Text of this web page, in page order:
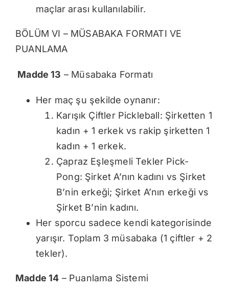
maçlar arası kullanılabilir.
BÖLÜM VI – MÜSABAKA FORMATI VE
PUANLAMA
Madde 13 – Müsabaka Formatı
Her maç şu şekilde oynanır:
Karışık Çiftler Pickleball: Şirketten 1
kadın + 1 erkek vs rakip şirketten 1
kadın + 1 erkek.
Çapraz Eşleşmeli Tekler Pick-
Pong: Şirket A’nın kadını vs Şirket
B’nin erkeği; Şirket A’nın erkeği vs
Şirket B’nin kadını.
Her sporcu sadece kendi kategorisinde
yarışır. Toplam 3 müsabaka (1 çiftler + 2
tekler).
Madde 14 – Puanlama Sistemi